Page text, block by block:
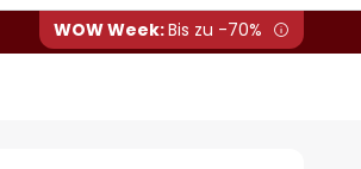
WOW Week:Bis zu -70%